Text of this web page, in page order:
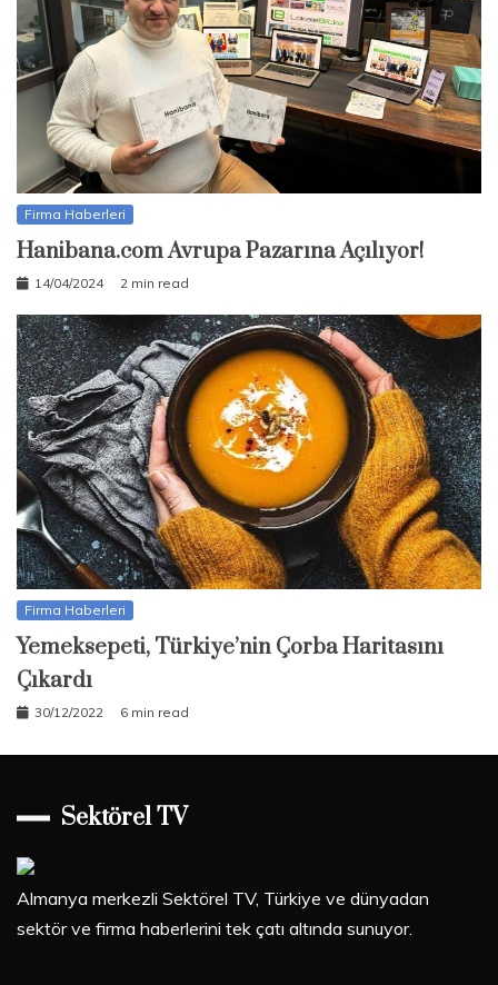
Firma Haberleri
Hanibana.com Avrupa Pazarına Açılıyor!
14/04/2024 2 min read
Firma Haberleri
Yemeksepeti, Türkiye’nin Çorba Haritasını
Çıkardı
30/12/2022 6 min read
Sektörel TV
Almanya merkezli Sektörel TV, Türkiye ve dünyadan
sektör ve firma haberlerini tek çatı altında sunuyor.